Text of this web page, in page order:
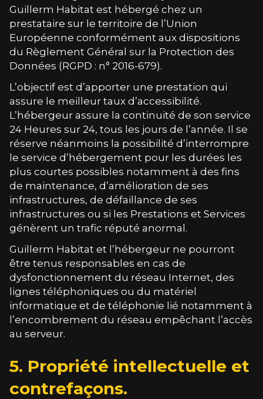
Guillerm Habitat est hébergé chez un
prestataire sur le territoire de l’Union
Européenne conformément aux dispositions
du Règlement Général sur la Protection des
Données (RGPD : n° 2016-679).
L’objectif est d’apporter une prestation qui
assure le meilleur taux d’accessibilité.
L’hébergeur assure la continuité de son service
24 Heures sur 24, tous les jours de l’année. Il se
réserve néanmoins la possibilité d’interrompre
le service d’hébergement pour les durées les
plus courtes possibles notamment à des fins
de maintenance, d’amélioration de ses
infrastructures, de défaillance de ses
infrastructures ou si les Prestations et Services
génèrent un trafic réputé anormal.
Guillerm Habitat et l’hébergeur ne pourront
être tenus responsables en cas de
dysfonctionnement du réseau Internet, des
lignes téléphoniques ou du matériel
informatique et de téléphonie lié notamment à
l’encombrement du réseau empêchant l’accès
au serveur.
5. Propriété intellectuelle et
contrefaçons.